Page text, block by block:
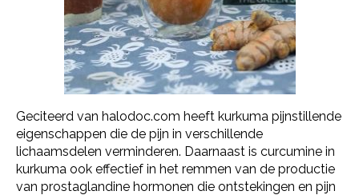
Geciteerd van halodoc.com heeft kurkuma pijnstillende
eigenschappen die de pijn in verschillende
lichaamsdelen verminderen. Daarnaast is curcumine in
kurkuma ook effectief in het remmen van de productie
van prostaglandine hormonen die ontstekingen en pijn